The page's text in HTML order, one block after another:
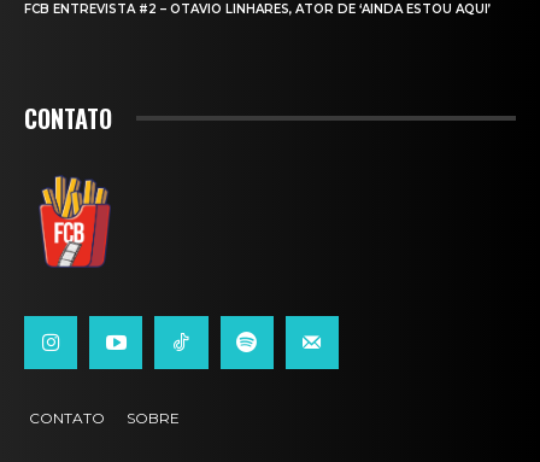
FCB ENTREVISTA #2 – OTAVIO LINHARES, ATOR DE ‘AINDA ESTOU AQUI’
CONTATO
CONTATO SOBRE